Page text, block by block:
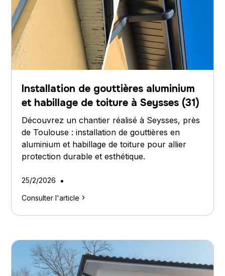
Installation de gouttières aluminium
et habillage de toiture à Seysses (31)
Découvrez un chantier réalisé à Seysses, près
de Toulouse : installation de gouttières en
aluminium et habillage de toiture pour allier
protection durable et esthétique.
25/2/2026 •
Consulter l'article